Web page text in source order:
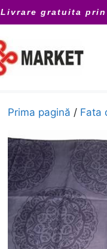
Livrare gratuita
Prima pagină / Fata